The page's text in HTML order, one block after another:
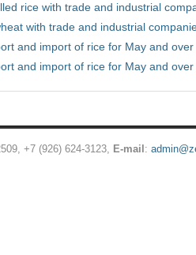
rice with trade and industrial
with trade and industrial
and import of rice for May and
and import of rice for May and
+7 (926) 624-3123, E-mail :